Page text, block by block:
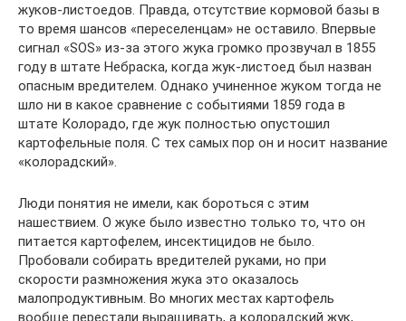
жуков-листоедов. Правда, отсутствие кормовой базы в
то время шансов «переселенцам» не оставило. Впервые
сигнал «SOS» из-за этого жука громко прозвучал в 1855
году в штате Небраска, когда жук-листоед был назван
опасным вредителем. Однако учиненное жуком тогда не
шло ни в какое сравнение с событиями 1859 года в
штате Колорадо, где жук полностью опустошил
картофельные поля. С тех самых пор он и носит название
«колорадский».
Люди понятия не имели, как бороться с этим
нашествием. О жуке было известно только то, что он
питается картофелем, инсектицидов не было.
Пробовали собирать вредителей руками, но при
скорости размножения жука это оказалось
малопродуктивным. Во многих местах картофель
вообще перестали выращивать, а колорадский жук,